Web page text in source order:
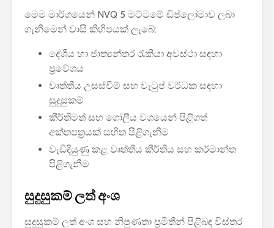
මෙම මාර්ගයෙන් NVQ 5 මට්ටමේ ඩිප්ලෝමාව ලබා
ගැනීමෙන් වාසි කිහිපයක් ලැබේ:
දේශීය හා ජාත්‍යන්තර රැකියා අවස්ථා සඳහා
ප්‍රවේශය
වෘත්තීය උසස්වීම් සහ වැටුප් වර්ධක සඳහා
සුදුසුකම්
කීර්තිමත් සහ ගෝලීය වශයෙන් පිළිගත්
අක්තපත්‍රයක් සහිත පිළිගැනීම
වැඩිදියුණු කළ වෘත්තීය කීර්තිය සහ කර්මාන්ත
පිළිගැනීම
සුදුසුකම් ලත් අංශ
සුදුසුකම් ලත් අංශ සහ නිපුණතා ප්‍රමිතීන් පිළිබඳ විස්තර
2026 යාවත්කාලීනය
හඳුන්වා දීමට
නියමිතයි.